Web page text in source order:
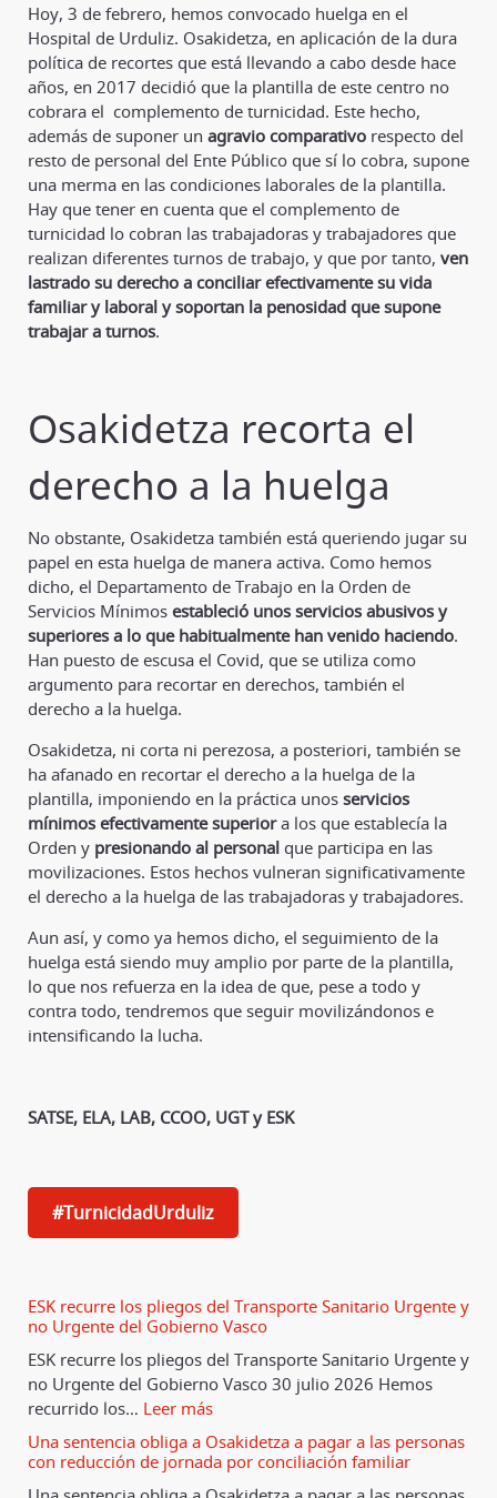
Hoy, 3 de febrero, hemos convocado huelga en el
Hospital de Urduliz. Osakidetza, en aplicación de la dura
política de recortes que está llevando a cabo desde hace
años, en 2017 decidió que la plantilla de este centro no
cobrara el complemento de turnicidad. Este hecho,
además de suponer un agravio comparativo respecto del
resto de personal del Ente Público que sí lo cobra, supone
una merma en las condiciones laborales de la plantilla.
Hay que tener en cuenta que el complemento de
turnicidad lo cobran las trabajadoras y trabajadores que
realizan diferentes turnos de trabajo, y que por tanto, ven
lastrado su derecho a conciliar efectivamente su vida
familiar y laboral y soportan la penosidad que supone
trabajar a turnos.
Osakidetza recorta el
derecho a la huelga
No obstante, Osakidetza también está queriendo jugar su
papel en esta huelga de manera activa. Como hemos
dicho, el Departamento de Trabajo en la Orden de
Servicios Mínimos estableció unos servicios abusivos y
superiores a lo que habitualmente han venido haciendo.
Han puesto de escusa el Covid, que se utiliza como
argumento para recortar en derechos, también el
derecho a la huelga.
Osakidetza, ni corta ni perezosa, a posteriori, también se
ha afanado en recortar el derecho a la huelga de la
plantilla, imponiendo en la práctica unos servicios
mínimos efectivamente superiora los que establecía la
Orden y presionando al personal que participa en las
movilizaciones. Estos hechos vulneran significativamente
el derecho a la huelga de las trabajadoras y trabajadores.
Aun así, y como ya hemos dicho, el seguimiento de la
huelga está siendo muy amplio por parte de la plantilla,
lo que nos refuerza en la idea de que, pese a todo y
contra todo, tendremos que seguir movilizándonos e
intensificando la lucha.
SATSE, ELA, LAB, CCOO, UGT y ESK
#TurnicidadUrduliz
ESK recurre los pliegos del Transporte Sanitario Urgente y
no Urgente del Gobierno Vasco
ESK recurre los pliegos del Transporte Sanitario Urgente y
no Urgente del Gobierno Vasco 30 julio 2026 Hemos
recurrido los… Leer más
Una sentencia obliga a Osakidetza a pagar a las personas
con reducción de jornada por conciliación familiar